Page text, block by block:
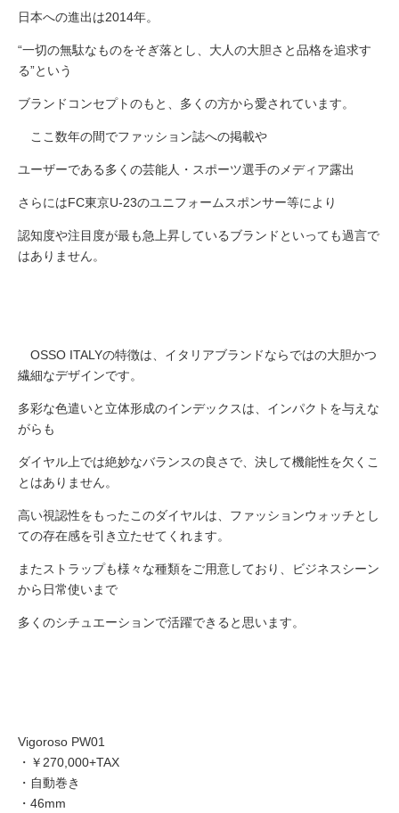
日本への進出は2014年。
“一切の無駄なものをそぎ落とし、大人の大胆さと品格を追求す
る”という
ブランドコンセプトのもと、多くの方から愛されています。
ここ数年の間でファッション誌への掲載や
ユーザーである多くの芸能人・スポーツ選手のメディア露出
さらにはFC東京U-23のユニフォームスポンサー等により
認知度や注目度が最も急上昇しているブランドといっても過言で
はありません。
OSSO ITALYの特徴は、イタリアブランドならではの大胆かつ
繊細なデザインです。
多彩な色遣いと立体形成のインデックスは、インパクトを与えな
がらも
ダイヤル上では絶妙なバランスの良さで、決して機能性を欠くこ
とはありません。
高い視認性をもったこのダイヤルは、ファッションウォッチとし
ての存在感を引き立たせてくれます。
またストラップも様々な種類をご用意しており、ビジネスシーン
から日常使いまで
多くのシチュエーションで活躍できると思います。
Vigoroso PW01
・￥270,000+TAX
・自動巻き
・46mm